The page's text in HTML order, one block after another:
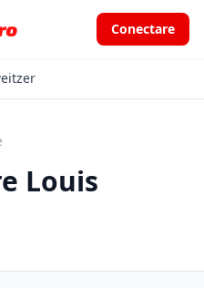
Conectare
Louis